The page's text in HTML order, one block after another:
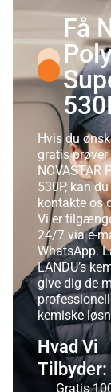
Få
Hvis du
gratis
NOVASTAR
530P, kan du
kontakte os
Vi er
24/7 via e-
WhatsApp.
LANDU’s
give dig de
kemiske
Hvad Vi
Tilbyder:
Gratis